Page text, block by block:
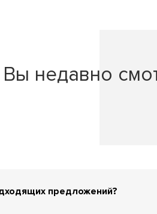
Вы недавно
предложений?